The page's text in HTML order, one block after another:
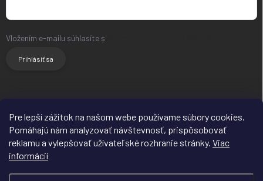
Pre lepší zážitok na našom webe používame súbory cookies.
Pomáhajú nám analyzovať návštevnosť, prispôsobovať
reklamu a vylepšovať užívateľské rozhranie stránky. Viac
informácií
Vložením e-mailu súhlasíte s
Prihlásiť sa
HLAVNÝ WEB FACEBOOK INSTAGRAM